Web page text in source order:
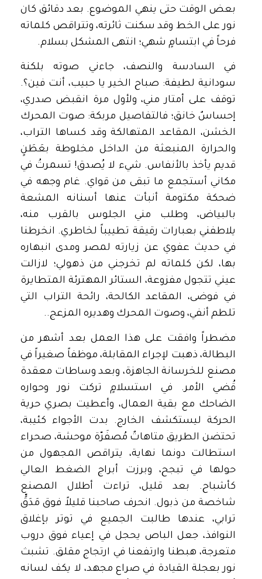
بعض الوقت حتى ينهي الموضوع. بعد دقائق كان
نور على الخط وقد سكنت ثائرته، وتتراقص كلماته
فرحاً في ابتسامٍ شهي؛ انتهى المشكل بسلام.
في السادسة والنصف، جاءني صوته بلكنة
سودانية لطيفة: صباح الخير يا حبيب، أنت فين؟.
توقف على أمتار مني، ولأول مرة انقبض صدري،
إحساسٌ خانق؛ فالتفاصيل مربكة: صوت المحرك
الخشن، المقاعد المتهالكة وقد كساها التراب،
والحرارة المنبعثة من الداخل مخلوطة بعَطَنٍ
قديم يأخذ بالأنفاس. شيء لا يُصدق! تسمرتُ في
مكاني أستجمع ما تبقى من قواي. غام وجهه في
ضحكة مكتومة أنبأت عنها أسنانه المشعة
بالبياض، وطلب مني الجلوس بالقرب منه،
يلاطفني بعبارات رقيقة تطييباً لخاطري. انخرطنا
في حديث عفوي عن زيارته لمصر ومدى انبهاره
بها، لكن كلماته لم تخرجني من ذهولي؛ لازالت
عيني تتجول مفزوعة، الستائر المهترئة المتطايرة
في فوضى، المقاعد الكالحة، رائحة التراب التي
تلطم أنفي، وصوت المحرك وهديره المزعج..
مضطراً وافقت على هذا العمل بعد أشهر من
البطالة، ذهبت لإجراء المقابلة، موظفاً صغيراً في
مصنع للخرسانة الجاهزة، وبعد وساطات معقدة
قُضي الأمر. في استسلامٍ تركت نور وحواره
الضاحك مع بقية العمال، وأعطيت بصري حرية
الحركة ليستكشف الخارج. بدت الأجواء كئيبة،
تحتضن الطريق متاهاتٌ مُصفَرّة موحشة، صحراء
استطالت دونما نهاية، يتراقص المجهول من
حولها في تبجح، وبرزت أبراج الضغط العالي
كأشباح. بعد قليل، تراءت أطلال المصنع
شاخصة من ذبول. انحرف صاحبنا قليلاً فوق مَدَقٍّ
ترابي، عندها طالبت الجميع في توتر بإغلاق
النوافذ، جعل الباص يحجل في إعياء فوق دروب
متعرجة، هبطنا وارتفعنا في ارتجاج مقلق. تشبث
نور بعجلة القيادة في صراع مجهد، لا يكف لسانه